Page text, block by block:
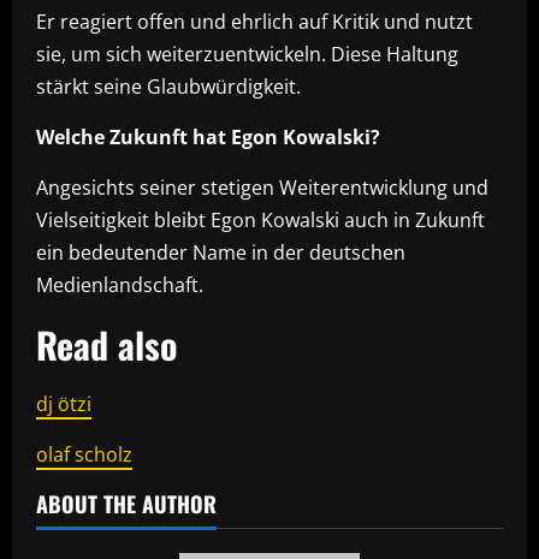
Er reagiert offen und ehrlich auf Kritik und nutzt
sie, um sich weiterzuentwickeln. Diese Haltung
stärkt seine Glaubwürdigkeit.
Welche Zukunft hat Egon Kowalski?
Angesichts seiner stetigen Weiterentwicklung und
Vielseitigkeit bleibt Egon Kowalski auch in Zukunft
ein bedeutender Name in der deutschen
Medienlandschaft.
Read also
dj ötzi
olaf scholz
ABOUT THE AUTHOR